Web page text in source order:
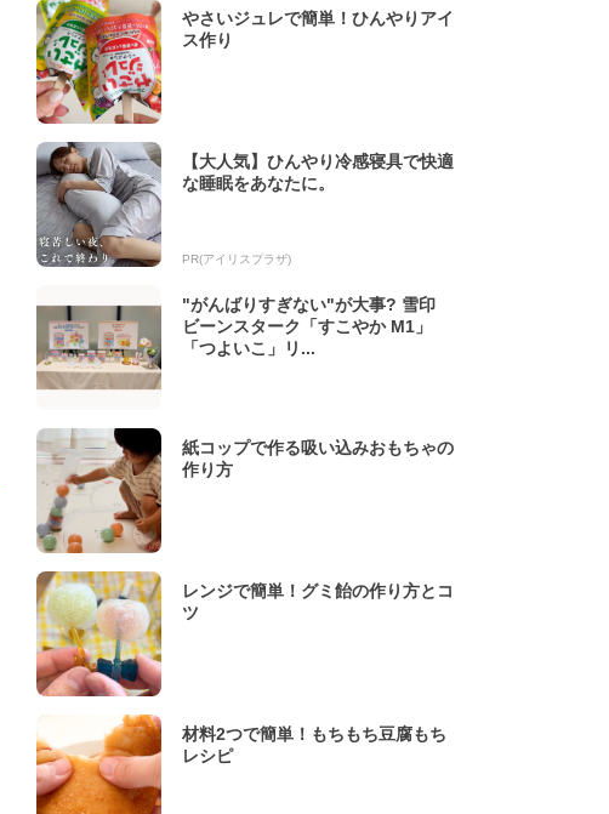
やさいジュレで簡単！ひんやりアイ
ス作り
【大人気】ひんやり冷感寝具で快適
な睡眠をあなたに。
PR(アイリスプラザ)
"がんばりすぎない"が大事? 雪印
ビーンスターク「すこやか M1」
「つよいこ」リ...
紙コップで作る吸い込みおもちゃの
作り方
レンジで簡単！グミ飴の作り方とコ
ツ
材料2つで簡単！もちもち豆腐もち
レシピ